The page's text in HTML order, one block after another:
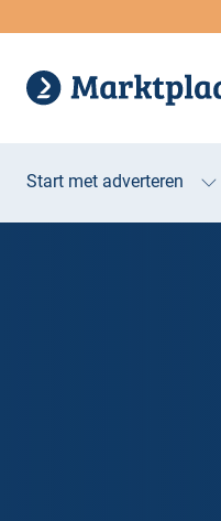
Start met adverteren